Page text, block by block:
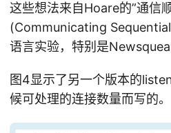
这些想法来自Hoare的”通信
(Communicating
语言实验，特别是
图4显示了另一个版本的
候可处理的连接数量而写的。